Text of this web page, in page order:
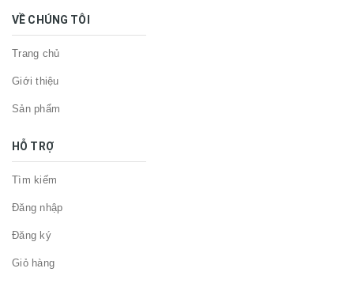
VỀ CHÚNG TÔI
Trang chủ
Giới thiệu
Sản phẩm
HỖ TRỢ
Tìm kiếm
Đăng nhập
Đăng ký
Giỏ hàng